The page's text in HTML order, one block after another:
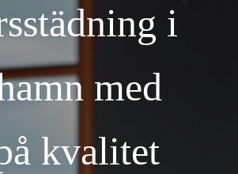
i
med
kvalitet